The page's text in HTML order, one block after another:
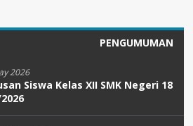
PENGUMUMAN
2026
Siswa Kelas XII SMK Negeri 18